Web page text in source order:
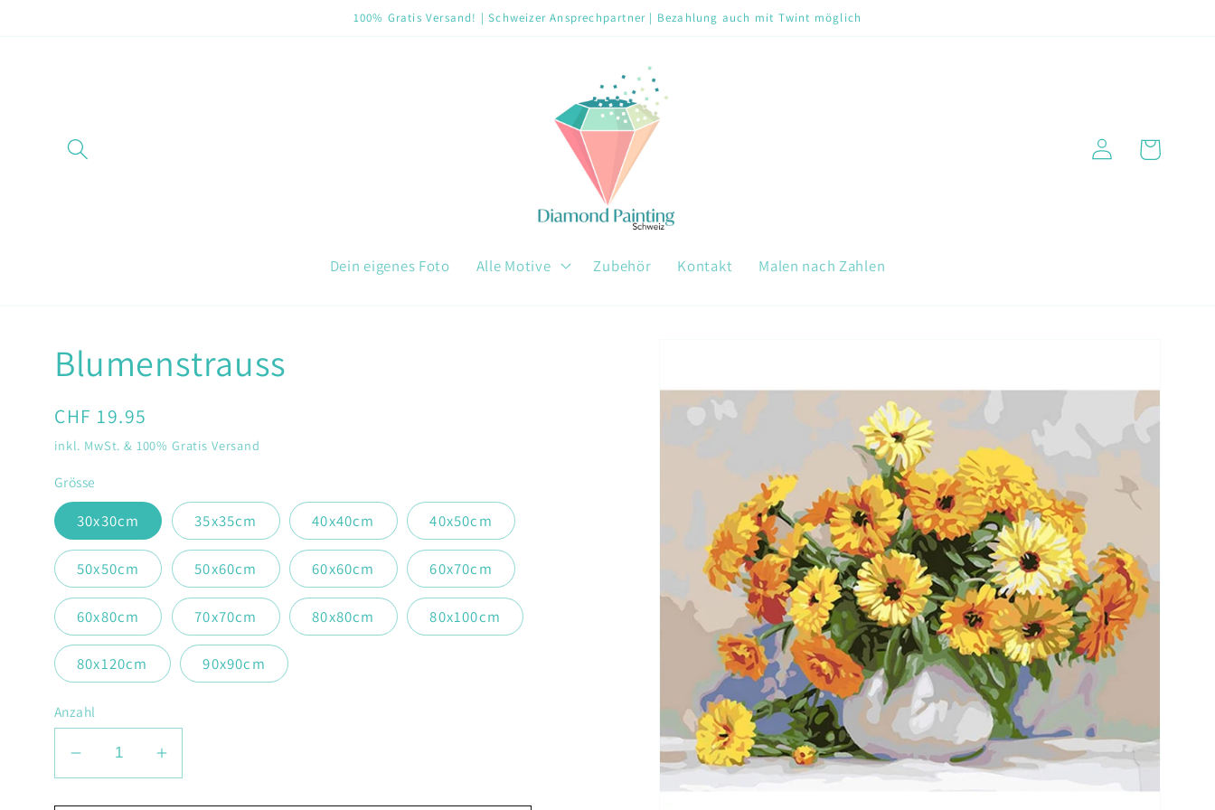
100% Gratis Versand! | Schweizer Ansprechpartner | Bezahlung auch mit Twint möglich
Dein eigenes Foto Alle Motive Zubehör Kontakt Malen nach Zahlen
EinloggenWarenkorb
Blumenstrauss
Normaler
Preis
CHF 19.95
inkl. MwSt. & 100% Gratis Versand
Grösse
30x30cm 35x35cm 40x40cm 40x50cm
50x50cm 50x60cm 60x60cm 60x70cm
60x80cm 70x70cm 80x80cm 80x100cm
80x120cm 90x90cm
Anzahl
VerringereErhöhe